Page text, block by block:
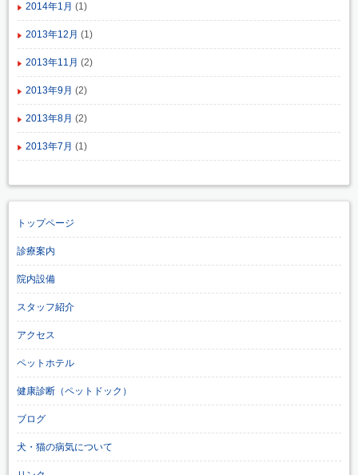
2014年1月 (1)
2013年12月 (1)
2013年11月 (2)
2013年9月 (2)
2013年8月 (2)
2013年7月 (1)
トップページ
診療案内
院内設備
スタッフ紹介
アクセス
ペットホテル
健康診断（ペットドック）
ブログ
犬・猫の病気について